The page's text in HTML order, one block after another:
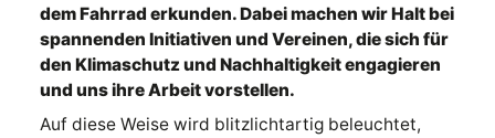
dem Fahrrad erkunden. Dabei machen wir Halt bei
spannenden Initiativen und Vereinen, die sich für
den Klimaschutz und Nachhaltigkeit engagieren
und uns ihre Arbeit vorstellen.
Auf diese Weise wird blitzlichtartig beleuchtet,